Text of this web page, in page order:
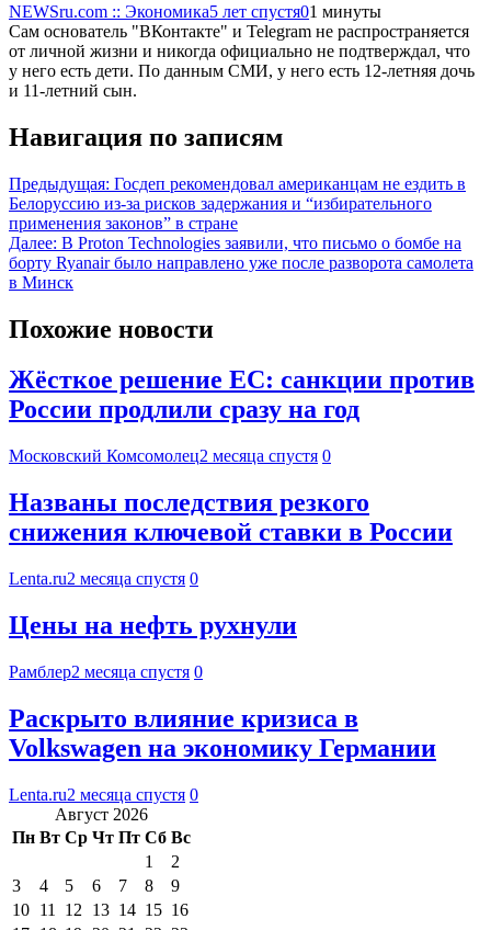
NEWSru.com :: Экономика5 лет спустя01 минуты
Сам основатель "ВКонтакте" и Telegram не распространяется
от личной жизни и никогда официально не подтверждал, что
у него есть дети. По данным СМИ, у него есть 12-летняя дочь
и 11-летний сын.
Навигация по записям
Предыдущая: Госдеп рекомендовал американцам не ездить в
Белоруссию из-за рисков задержания и “избирательного
применения законов” в стране
Далее: В Proton Technologies заявили, что письмо о бомбе на
борту Ryanair было направлено уже после разворота самолета
в Минск
Похожие новости
Жёсткое решение ЕС: санкции против
России продлили сразу на год
Московский Комсомолец2 месяца спустя 0
Названы последствия резкого
снижения ключевой ставки в России
Lenta.ru2 месяца спустя 0
Цены на нефть рухнули
Рамблер2 месяца спустя 0
Раскрыто влияние кризиса в
Volkswagen на экономику Германии
Lenta.ru2 месяца спустя 0
Август 2026
Пн Вт Ср Чт Пт Сб Вс
1
2
3
4 5 6 7 8
9
10 11 12 13 14 15 16